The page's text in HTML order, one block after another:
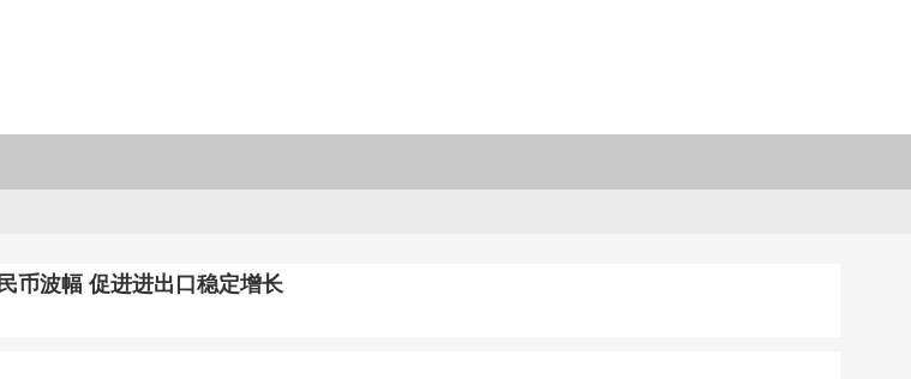
币波幅 促进进出口稳定增长